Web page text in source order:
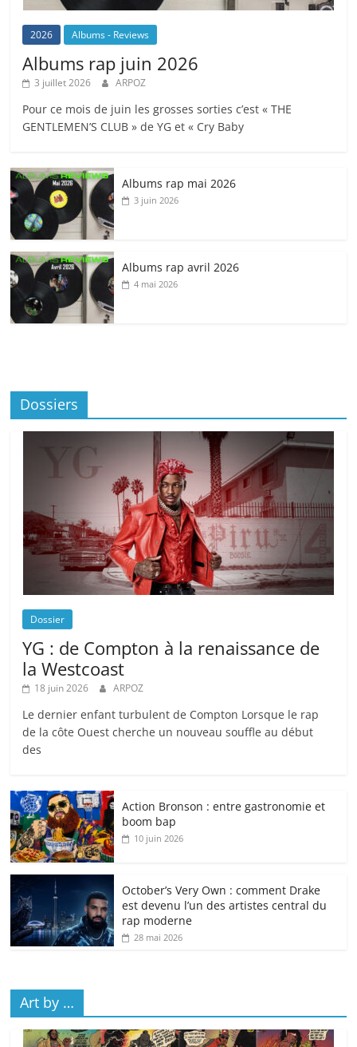
2026 Albums - Reviews
Albums rap juin 2026
3 juillet 2026 ARPOZ
Pour ce mois de juin les grosses sorties c’est « THE
GENTLEMEN’S CLUB » de YG et « Cry Baby
Albums rap mai 2026
3 juin 2026
Albums rap avril 2026
4 mai 2026
Dossiers
Dossier
YG : de Compton à la renaissance de
la Westcoast
18 juin 2026 ARPOZ
Le dernier enfant turbulent de Compton Lorsque le rap
de la côte Ouest cherche un nouveau souffle au début
des
Action Bronson : entre gastronomie et
boom bap
10 juin 2026
October’s Very Own : comment Drake
est devenu l’un des artistes central du
rap moderne
28 mai 2026
Art by …